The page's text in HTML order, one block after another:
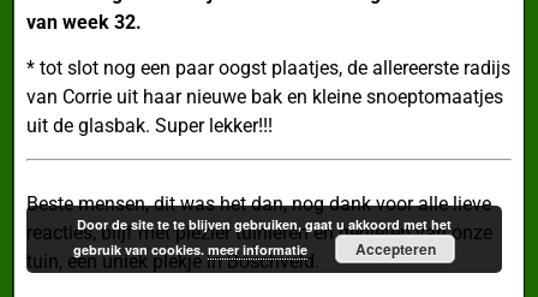
van week 32.
* tot slot nog een paar oogst plaatjes, de allereerste radijs
van Corrie uit haar nieuwe bak en kleine snoeptomaatjes
uit de glasbak. Super lekker!!!
Beste mensen, dit was het dan, nog dank voor alle lieve
reacties, blijf met plezier tuinieren en genieten van onze
tuin, een uniek plekje in Boschveld.
Door de site te te blijven gebruiken, gaat u akkoord met het
gebruik van cookies.meer informatie Accepteren